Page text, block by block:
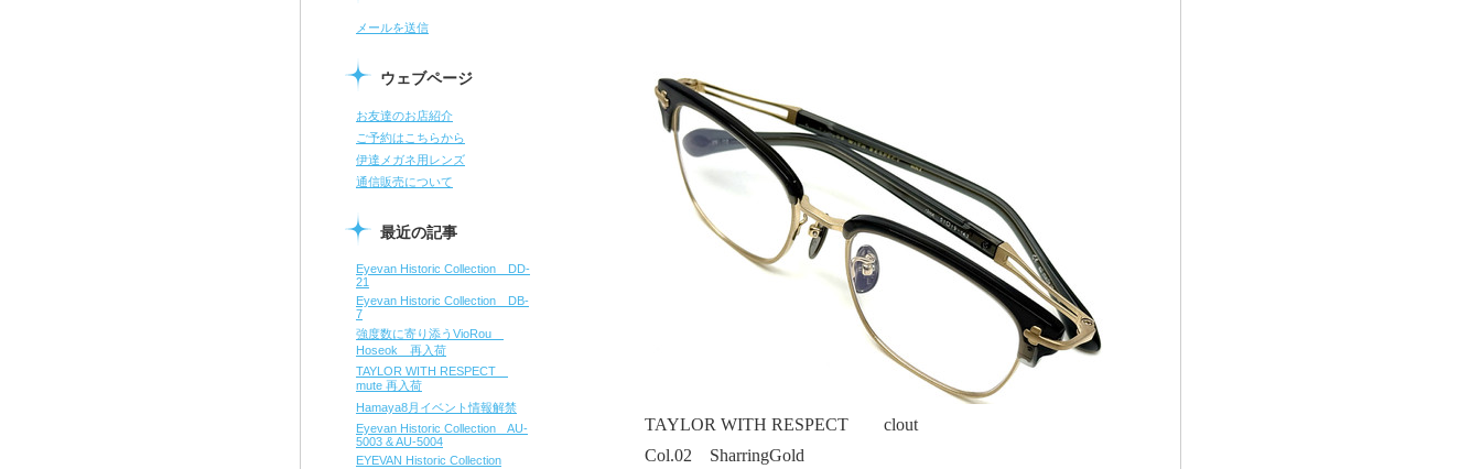
メールを送信
ウェブページ
お友達のお店紹介
ご予約はこちらから
伊達メガネ用レンズ
通信販売について
最近の記事
Eyevan Historic Collection DD-
21
Eyevan Historic Collection DB-
7
強度数に寄り添うVioRou
Hoseok 再入荷
TAYLOR WITH RESPECT
mute 再入荷
Hamaya8月イベント情報解禁
Eyevan Historic Collection AU-
5003 & AU-5004
EYEVAN Historic Collection
TAYLOR WITH RESPECT clout
Col.02 SharringGold